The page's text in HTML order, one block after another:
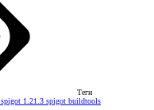
Теги
spigot 1.21.3 spigot buildtools